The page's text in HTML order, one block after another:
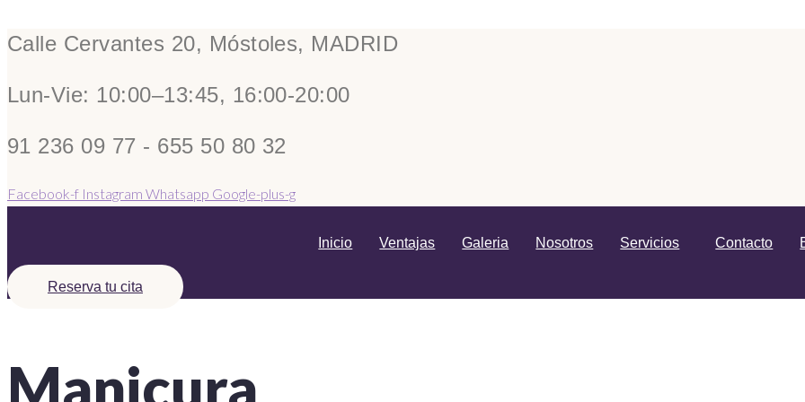
Calle Cervantes 20, Móstoles, MADRID
Lun-Vie: 10:00–13:45, 16:00-20:00
91 236 09 77 - 655 50 80 32
Facebook-f Instagram Whatsapp Google-plus-g
Inicio Ventajas Galeria Nosotros Servicios Contacto
Reserva tu cita
Manicura